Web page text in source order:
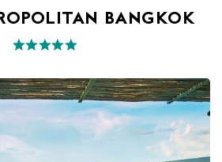
BANGKOK